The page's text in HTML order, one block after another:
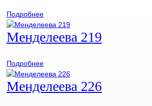
Подробнее
Менделеева 219
Подробнее
Менделеева 226